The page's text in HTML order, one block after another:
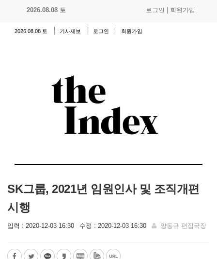
2026.08.08 토 로그인 회원가입
2026.08.08 토 기사제보 로그인 회원가입
SK그룹, 2021년 임원인사 및 조직개편
시행
입력 : 2020-12-03 16:30 수정 : 2020-12-03 16:30 양동규 편집국장